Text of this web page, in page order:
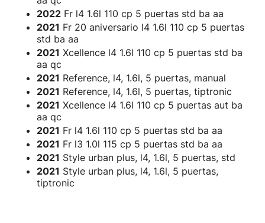
2022 Fr l4 1.6l 110 cp 5 puertas std ba aa
2021 Fr 20 aniversario l4 1.6l 110 cp 5 puertas
std ba aa
2021 Xcellence l4 1.6l 110 cp 5 puertas std ba
aa qc
2021 Reference, l4, 1.6l, 5 puertas, manual
2021 Reference, l4, 1.6l, 5 puertas, tiptronic
2021 Xcellence l4 1.6l 110 cp 5 puertas aut ba
aa qc
2021 Fr l4 1.6l 110 cp 5 puertas std ba aa
2021 Fr l3 1.0l 115 cp 5 puertas std ba aa
2021 Style urban plus, l4, 1.6l, 5 puertas, std
2021 Style urban plus, l4, 1.6l, 5 puertas,
tiptronic